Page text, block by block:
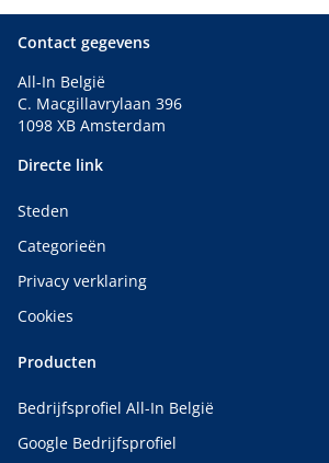
Contact gegevens
All-In België
C. Macgillavrylaan 396
1098 XB Amsterdam
Directe link
Steden
Categorieën
Privacy verklaring
Cookies
Producten
Bedrijfsprofiel All-In België
Google Bedrijfsprofiel